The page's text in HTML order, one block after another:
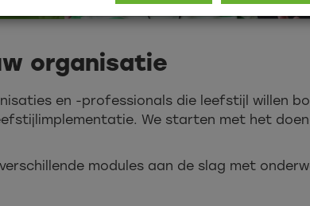
organisatie
en -professionals die leefstijl willen
We starten met het
modules aan de slag met